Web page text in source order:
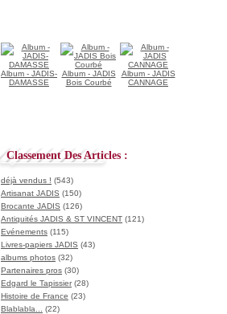
Album - JADIS-
DAMASSE
Album - JADIS
Bois Courbé
Album - JADIS
CANNAGE
Classement Des Articles :
déjà vendus ! (543)
Artisanat JADIS (150)
Brocante JADIS (126)
Antiquités JADIS & ST VINCENT (121)
Evénements (115)
Livres-papiers JADIS (43)
albums photos (32)
Partenaires pros (30)
Edgard le Tapissier(28)
Histoire de France (23)
Blablabla...
(22)